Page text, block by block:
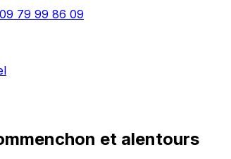
09 79 99 86 09
et alentours